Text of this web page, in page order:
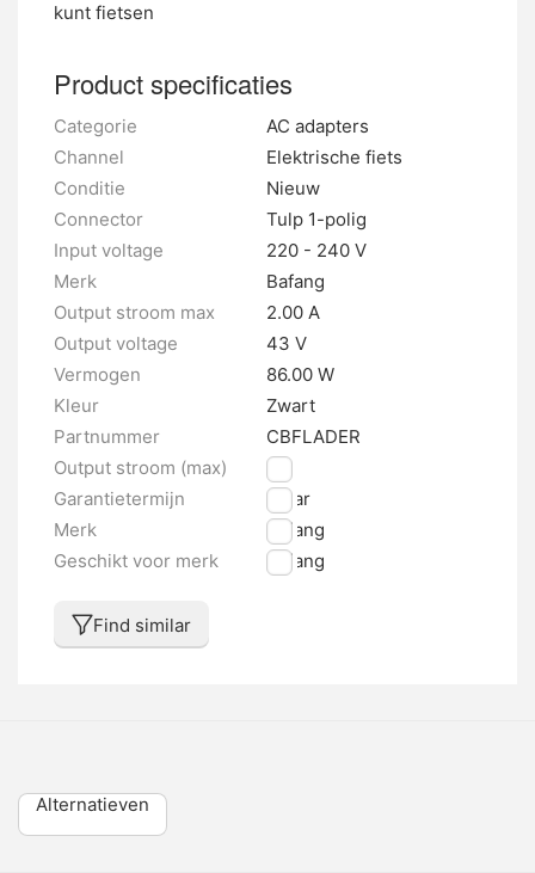
kunt fietsen
Product specificaties
Categorie
AC adapters
Channel
Elektrische fiets
Conditie
Nieuw
Connector
Tulp 1-polig
Input voltage
220 - 240 V
Merk
Bafang
Output stroom max
2.00 A
Output voltage
43 V
Vermogen
86.00 W
Kleur
Zwart
Partnummer
CBFLADER
Output stroom (max)
2 A
Garantietermijn
1 jaar
Merk
Bafang
Geschikt voor merk
Bafang
Find similar
Alternatieven